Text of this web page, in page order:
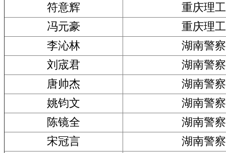
符意辉
重庆理
冯元豪
重庆理
李沁林
湖南警
刘宬君
湖南警
唐帅杰
湖南警
姚钧文
湖南警
陈镜全
湖南警
宋冠言
湖南警